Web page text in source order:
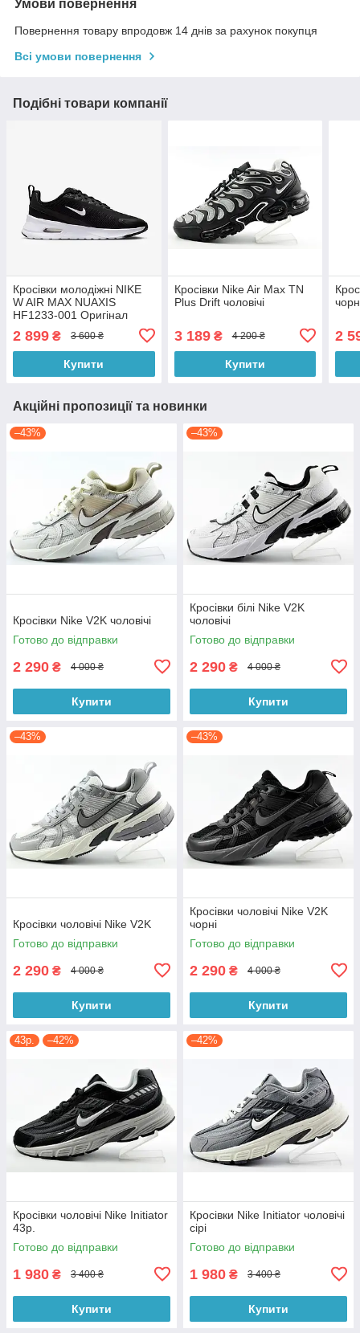
Умови повернення
Повернення товару впродовж 14 днів за рахунок покупця
Всі умови повернення
Подібні товари компанії
Кросівки молодіжні NIKE
W AIR MAX NUAXIS
HF1233-001 Оригінал
2 899 ₴ 3 600 ₴
Купити
Кросівки Nike Air Max TN
Plus Drift чоловічі
3 189₴ 4 200 ₴
Купити
2
Акційні пропозиції та новинки
–43%
Кросівки Nike V2K чоловічі
Готово до відправки
2 290 ₴ 4 000 ₴
Купити
–43%
Кросівки білі Nike V2K
чоловічі
Готово до відправки
2 290 ₴ 4 000 ₴
Купити
–43%
Кросівки чоловічі Nike V2K
Готово до відправки
2 290 ₴ 4 000 ₴
Купити
–43%
Кросівки чоловічі Nike V2K
чорні
Готово до відправки
2 290 ₴ 4 000 ₴
Купити
43р. –42%
Кросівки чоловічі Nike Initiator
43р.
Готово до відправки
1 980 ₴ 3 400 ₴
Купити
–42%
Кросівки Nike Initiator чоловічі
сірі
Готово до відправки
1 980 ₴ 3 400 ₴
Купити